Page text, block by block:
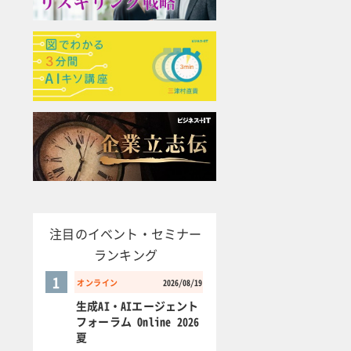
注目のイベント・セミナー
ランキング
オンライン 2026/08/19
1
生成AI・AIエージェント
フォーラム Online 2026
夏